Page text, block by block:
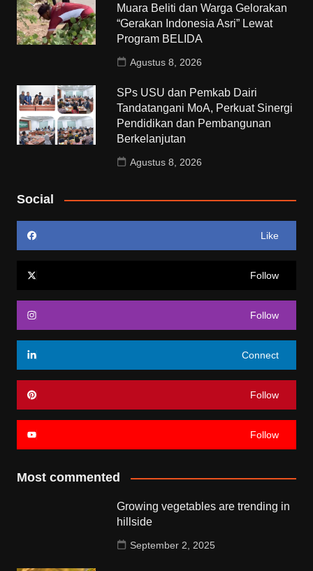
Muara Beliti dan Warga Gelorakan
“Gerakan Indonesia Asri” Lewat
Program BELIDA
Agustus 8, 2026
SPs USU dan Pemkab Dairi
Tandatangani MoA, Perkuat Sinergi
Pendidikan dan Pembangunan
Berkelanjutan
Agustus 8, 2026
Social
Like
Follow
Follow
Connect
Follow
Follow
Most commented
Growing vegetables are trending in
hillside
September 2, 2025